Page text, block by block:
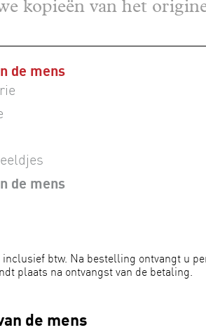
kopieën van het
de mens
de mens
inclusief btw. Na bestelling ontvangt u
plaats na ontvangst van de betaling.
de mens